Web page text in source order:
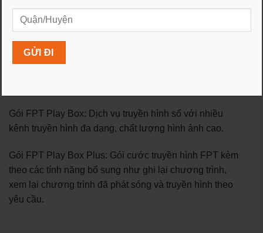
Gói Combo Sky và Meta : Tốc độ 1Gbps, băng thông
không giới hạn, kèm theo dịch vụ truyền hình FPT Play
Gói FPT Play Box: Dịch vụ truyền hình số với nhiều
kênh truyền hình đa dạng, chất lượng hình ảnh cao.
Gói FPT Play Box Plus: Gói cước truyền hình FPT kèm
theo các tính năng bổ sung như ghi lại chương trình,
xem lại chương trình đã phát sóng và truyền hình theo
yêu cầu.